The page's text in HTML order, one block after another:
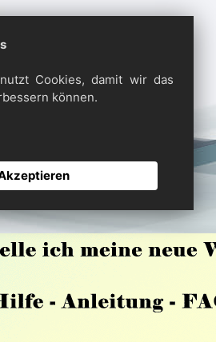
Cookies, damit wir das
können.